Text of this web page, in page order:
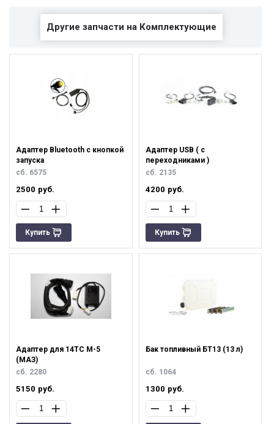
Другие запчасти на Комплектующие
Адаптер Bluetooth с кнопкой
запуска
сб. 6575
2500 руб.
Купить
Адаптер USB ( с
переходниками )
сб. 2135
4200 руб.
Купить
Адаптер для 14ТС М-5
(МАЗ)
сб. 2280
5150 руб.
Бак топливный БТ13 (13 л)
сб. 1064
1300 руб.